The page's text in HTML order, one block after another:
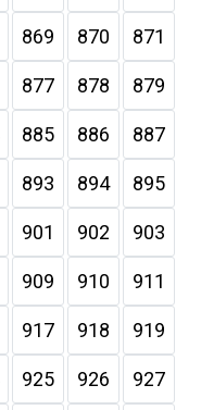
869 870 871
877 878 879
885 886 887
893 894 895
901 902 903
909 910 911
917 918 919
925 926 927